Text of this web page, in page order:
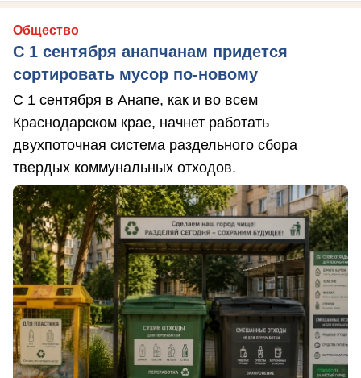
Общество
С 1 сентября анапчанам придется
сортировать мусор по-новому
С 1 сентября в Анапе, как и во всем
Краснодарском крае, начнет работать
двухпоточная система раздельного сбора
твердых коммунальных отходов.